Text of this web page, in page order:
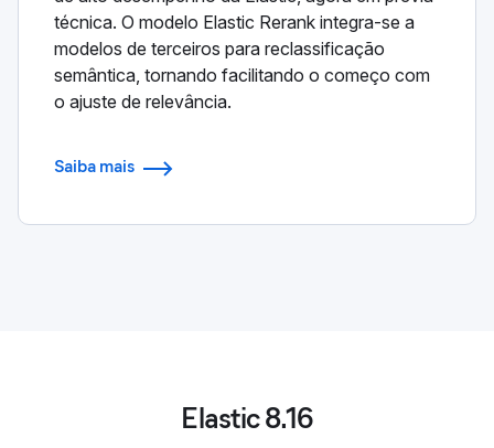
técnica. O modelo Elastic Rerank integra-se a
modelos de terceiros para reclassificação
semântica, tornando facilitando o começo com
o ajuste de relevância.
Saiba mais
Elastic 8.16